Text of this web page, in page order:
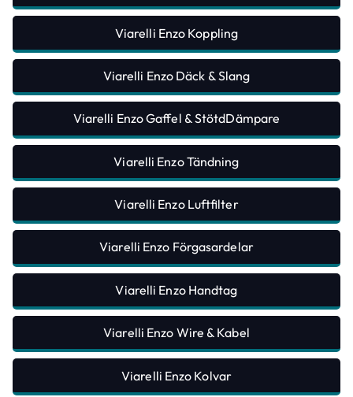
Viarelli Enzo Koppling
Viarelli Enzo Däck & Slang
Viarelli Enzo Gaffel & StötdDämpare
Viarelli Enzo Tändning
Viarelli Enzo Luftfilter
Viarelli Enzo Förgasardelar
Viarelli Enzo Handtag
Viarelli Enzo Wire & Kabel
Viarelli Enzo Kolvar